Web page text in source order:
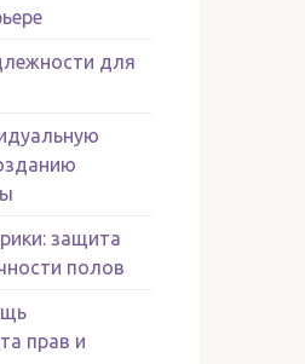
для
защита
полов
прав и